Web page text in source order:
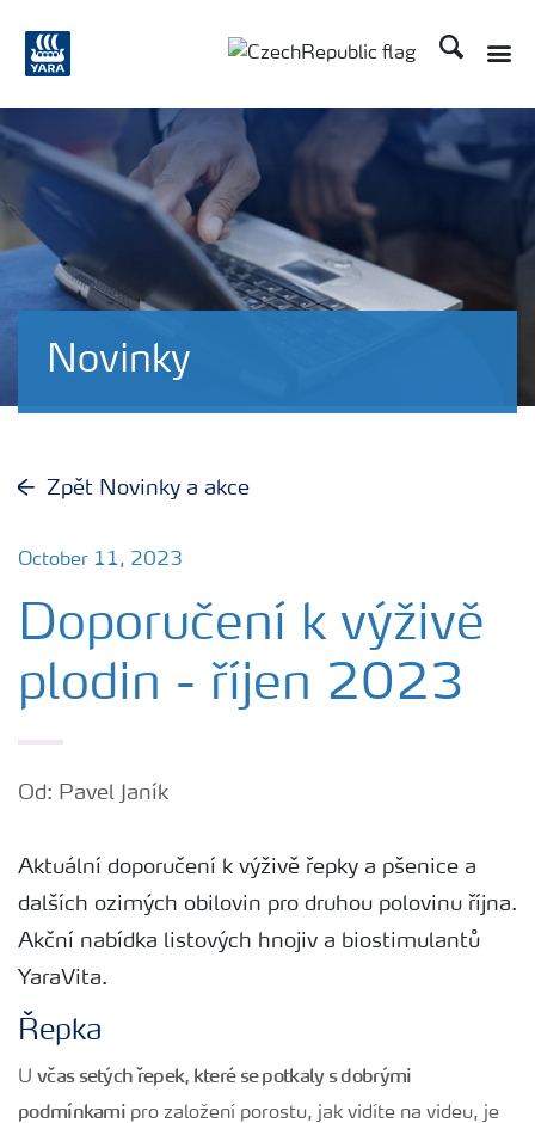
Hledat
Novinky
Zpět Novinky a akce
October 11, 2023
Doporučení k výživě
plodin - říjen 2023
Od: Pavel Janík
Aktuální doporučení k výživě řepky a pšenice a
dalších ozimých obilovin pro druhou polovinu října.
Akční nabídka listových hnojiv a biostimulantů
YaraVita.
Řepka
U včas setých řepek, které se potkaly s dobrými
podmínkami pro založení porostu, jak vidíte na videu, je